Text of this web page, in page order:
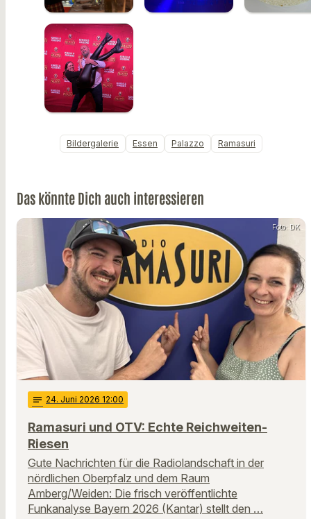
Bildergalerie Essen Palazzo Ramasuri
Das könnte Dich auch interessieren
Foto: DK
notes 24. Juni 2026 12:00
Ramasuri und OTV: Echte Reichweiten-
Riesen
Gute Nachrichten für die Radiolandschaft in der
nördlichen Oberpfalz und dem Raum
Amberg/Weiden: Die frisch veröffentlichte
Funkanalyse Bayern 2026 (Kantar) stellt den …